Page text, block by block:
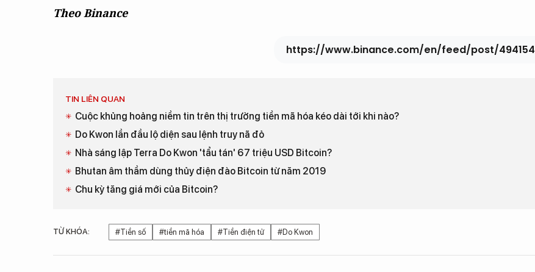
Theo Binance
https://www.binance.com/en/feed/post/494154
TIN LIÊN QUAN
Cuộc khủng hoảng niềm tin trên thị trường tiền mã hóa kéo dài tới khi nào?
Do Kwon lần đầu lộ diện sau lệnh truy nã đỏ
Nhà sáng lập Terra Do Kwon 'tẩu tán' 67 triệu USD Bitcoin?
Bhutan âm thầm dùng thủy điện đào Bitcoin từ năm 2019
Chu kỳ tăng giá mới của Bitcoin?
TỪ KHÓA: #Tiền số #tiền mã hóa #Tiền điện tử #Do Kwon